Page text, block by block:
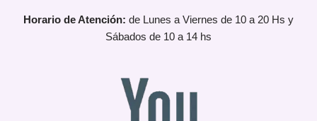
Horario de Atención: de Lunes a Viernes de 10 a 20 Hs y
Sábados de 10 a 14 hs